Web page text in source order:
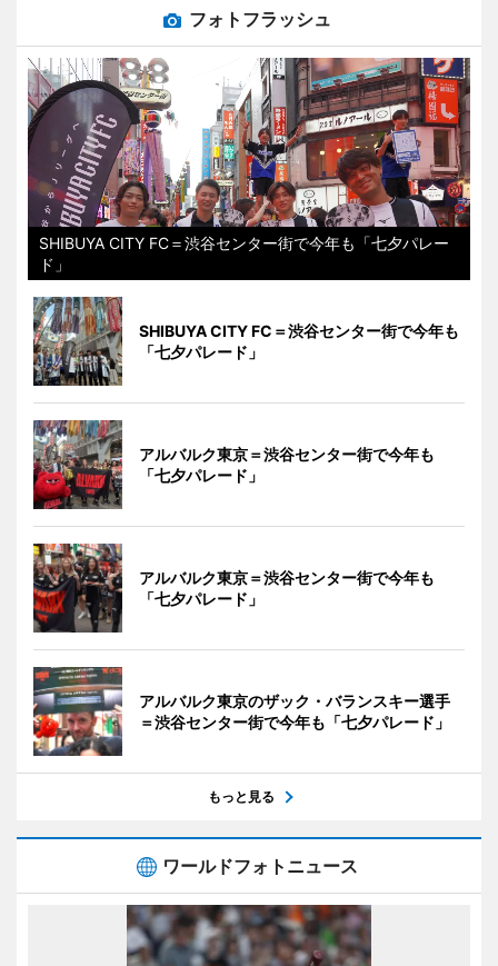
フォトフラッシュ
SHIBUYA CITY FC＝渋谷センター街で今年も「七夕パレー
ド」
SHIBUYA CITY FC＝渋谷センター街で今年も
「七夕パレード」
アルバルク東京＝渋谷センター街で今年も
「七夕パレード」
アルバルク東京＝渋谷センター街で今年も
「七夕パレード」
アルバルク東京のザック・バランスキー選手
＝渋谷センター街で今年も「七夕パレード」
もっと見る
ワールドフォトニュース